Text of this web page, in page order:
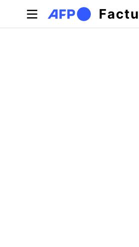
Pasar al contenido principal
Solapas